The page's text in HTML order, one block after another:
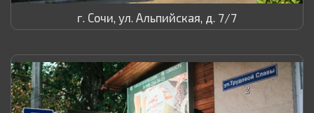
г. Сочи, ул. Альпийская, д. 7/7